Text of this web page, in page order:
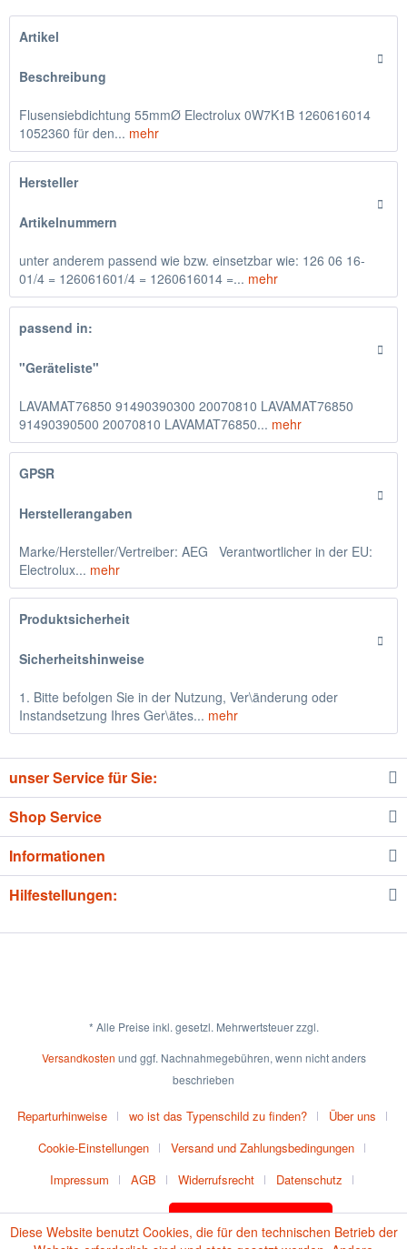
Artikel
Beschreibung
Flusensiebdichtung 55mmØ Electrolux 0W7K1B 1260616014
1052360 für den... mehr
Hersteller
Artikelnummern
unter anderem passend wie bzw. einsetzbar wie: 126 06 16-
01/4 = 126061601/4 = 1260616014 =... mehr
passend in:
"Geräteliste"
LAVAMAT76850 91490390300 20070810 LAVAMAT76850
91490390500 20070810 LAVAMAT76850... mehr
GPSR
Herstellerangaben
Marke/Hersteller/Vertreiber: AEG Verantwortlicher in der EU:
Electrolux... mehr
Produktsicherheit
Sicherheitshinweise
1. Bitte befolgen Sie in der Nutzung, Ver\änderung oder
Instandsetzung Ihres Ger\ätes... mehr
unser Service für Sie:
Shop Service
Informationen
Hilfestellungen:
* Alle Preise inkl. gesetzl. Mehrwertsteuer zzgl.
Versandkosten und ggf. Nachnahmegebühren, wenn nicht anders
beschrieben
Reparturhinweise wo ist das Typenschild zu finden?
Über uns
Cookie-Einstellungen
Versand und Zahlungsbedingungen
Impressum
AGB Widerrufsrecht Datenschutz
Batteriehinweise Vertrag widerrufen
Diese Website benutzt Cookies, die für den technischen Betrieb der